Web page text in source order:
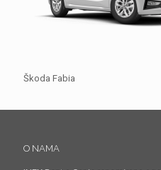
Škoda Fabia
O NAMA